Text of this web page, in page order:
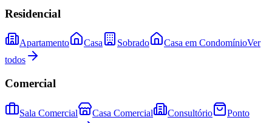
Residencial
Apartamento Casa Sobrado Casa em CondomínioVer
todos
Comercial
Sala Comercial Casa Comercial Consultório
Ponto